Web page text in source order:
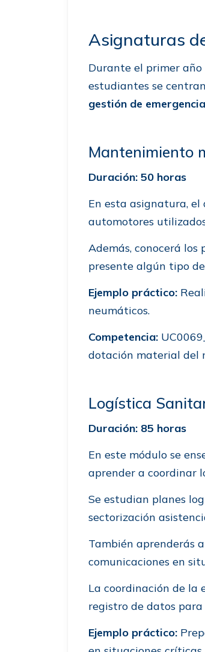
Asignaturas
Durante el primer año
estudiantes se
gestión de
Mantenimiento
Duración: 50 horas
En esta asignatura,
automotores
Además, conocerá
presente algún tipo
Ejemplo práctico:
neumáticos.
Competencia:
dotación material del
Logística
Duración: 85 horas
En este módulo se
aprender a coordinar
Se estudian planes
sectorización
También aprenderás
comunicaciones en
La coordinación de la
registro de datos
Ejemplo práctico: